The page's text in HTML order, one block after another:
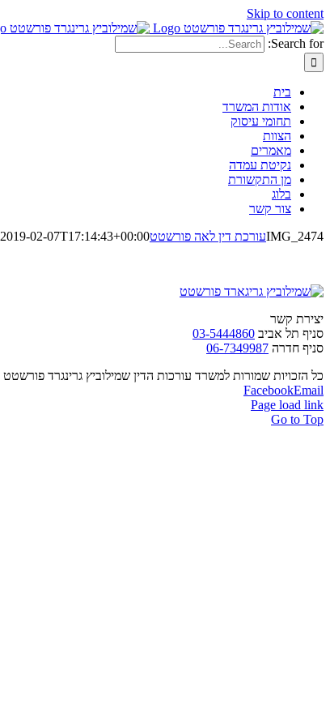
Skip to content
Search for:
בית
אודות המשרד
תחומי עיסוק
הצוות
מאמרים
נקיטת עמדה
מן התקשורת
בלוג
צור קשר
IMG_2474עורכת דין לאה פורשטט2019-02-07T17:14:43+00:00
יצירת קשר
סניף תל אביב 03-5444860
סניף חדרה 06-7349987
כל הזכויות שמורות למשרד עורכות הדין שמילוביץ גרינגרד פורשטט
FacebookEmail
Page load link
Go to Top